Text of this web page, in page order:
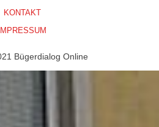
KONTAKT
IMPRESSUM
Bügerdialog Online